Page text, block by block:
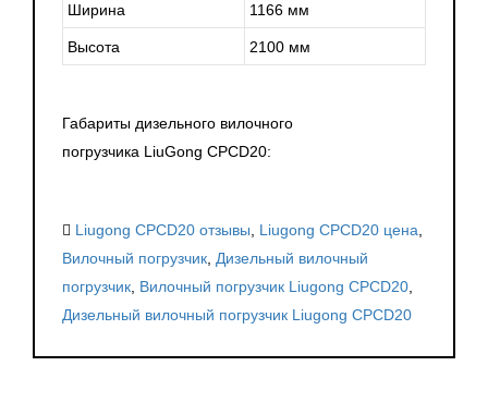
Ширина 1166 мм
Высота 2100 мм
Габариты дизельного вилочного
погрузчика LiuGong CPCD20:
Liugong CPCD20 отзывы Liugong CPCD20 цена
Вилочный погрузчик Дизельный вилочный
погрузчик Вилочный погрузчик Liugong CPCD20
Дизельный вилочный погрузчик Liugong CPCD20